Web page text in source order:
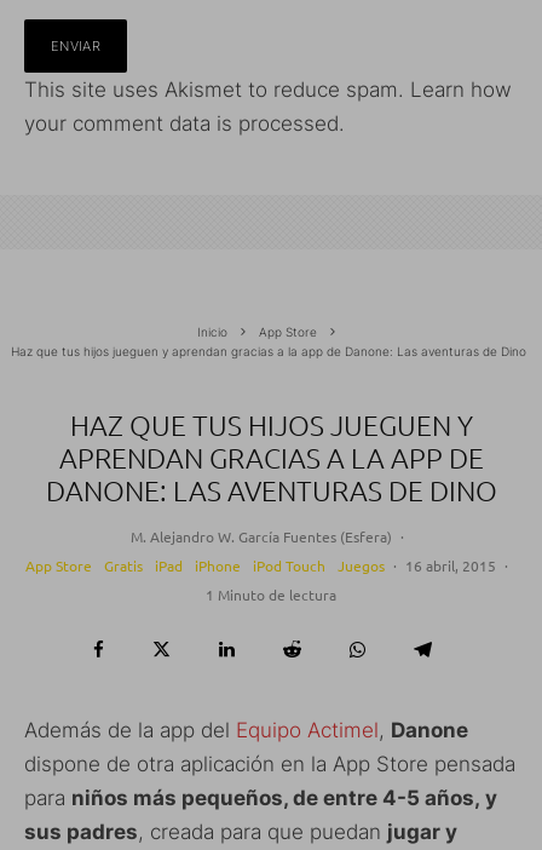
This site uses Akismet to reduce spam. Learn how
your comment data is processed.
Inicio
App Store
Haz que tus hijos jueguen y aprendan gracias a la app de Danone: Las aventuras de Dino
HAZ QUE TUS HIJOS JUEGUEN Y
APRENDAN GRACIAS A LA APP DE
DANONE: LAS AVENTURAS DE DINO
M. Alejandro W. García Fuentes (Esfera) ·
App Store
Gratis iPad iPhone iPod Touch Juegos · 16 abril, 2015 ·
1 Minuto de lectura
Además de la app del Equipo Actimel, Danone
dispone de otra aplicación en la App Store pensada
para niños más pequeños, de entre 4-5 años, y
sus padres, creada para que puedan jugar y